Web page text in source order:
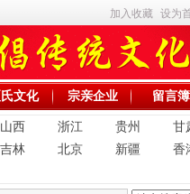
加入收藏 设为
文化 宗亲企业 留言簿
山西 浙江 贵州 甘
吉林 北京 新疆 香